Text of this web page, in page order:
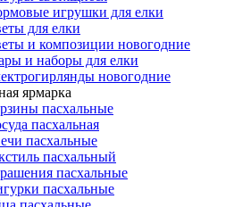
игрушки для елки
для елки
и композиции новогодние
и наборы для елки
новогодние
ярмарка
пасхальные
пасхальная
пасхальные
пасхальный
пасхальные
пасхальные